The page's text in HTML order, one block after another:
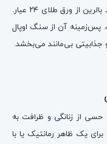
ساخته شده از استیل ضد حساسیت ۳۱۶ و نماد بالرین از ورق طلای ۲۴ عیار.
پس‌زمینه آن از سنگ اوپال
بی‌مانند می‌بخشد.
حسی از زنانگی و ظرافت به
یک ظاهر رمانتیک یا با